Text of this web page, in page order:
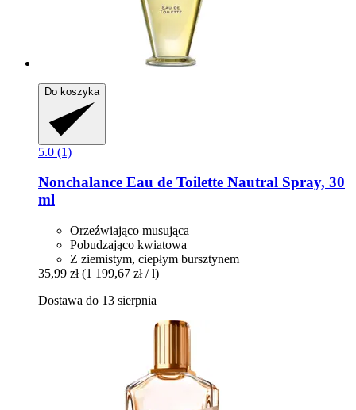
Do koszyka
5.0 (1)
Nonchalance Eau de Toilette Nautral Spray, 30
ml
Orzeźwiająco musująca
Pobudzająco kwiatowa
Z ziemistym, ciepłym bursztynem
35,99 zł (1 199,67 zł / l)
Dostawa do 13 sierpnia